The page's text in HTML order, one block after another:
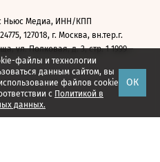
файлы и технологии
данным сайтом, вы
файлов cookie
с Политикой в
данных.
ОК
Ньюс Медиа, ИНН/КПП
127018, г. Москва, вн.тер.г.
ул. Полковая, д. 3, стр. 1 1999—